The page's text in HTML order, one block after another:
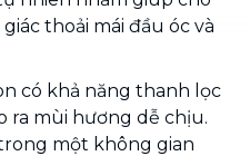
thoải mái đầu óc và
có khả năng thanh lọc
ra mùi hương dễ chịu.
một không gian